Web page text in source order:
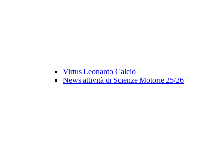
Virtus Leonardo Calcio
News attività di Scienze Motorie 25/26